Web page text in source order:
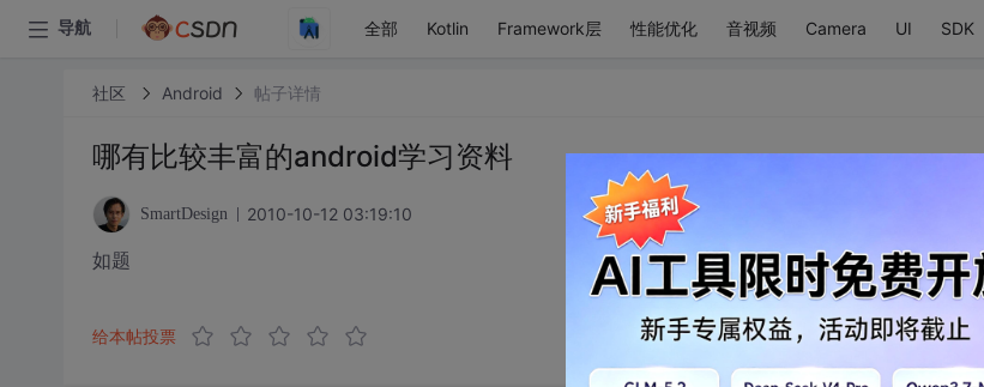
导航 全部 Kotlin Framework层 性能优化 音视频 Camera UI SDK
社区 Android 帖子详情
哪有比较丰富的android学习资料
SmartDesign 2010-10-12 03:19:10
如题
给本帖投票